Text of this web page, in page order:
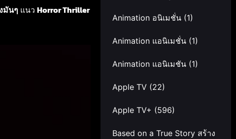
มันๆ แนว Horror Thriller
Animation อนิเมชั่น (1)
Animation แอนิเมชั่น (1)
Animation แอนิเมชัน (1)
Apple TV (22)
Apple TV+ (596)
Based on a True Story สร้าง